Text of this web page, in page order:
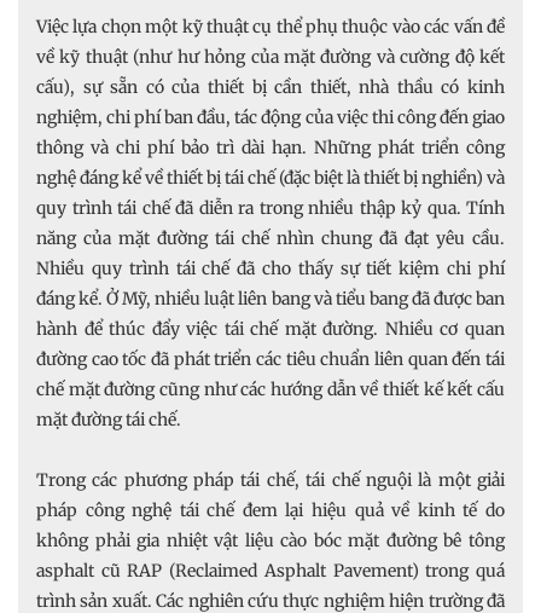
Việc lựa chọn một kỹ thuật cụ thể phụ thuộc vào các vấn đề
về kỹ thuật (như hư hỏng của mặt đường và cường độ kết
cấu), sự sẵn có của thiết bị cần thiết, nhà thầu có kinh
nghiệm, chi phí ban đầu, tác động của việc thi công đến giao
thông và chi phí bảo trì dài hạn. Những phát triển công
nghệ đáng kể về thiết bị tái chế (đặc biệt là thiết bị nghiền) và
quy trình tái chế đã diễn ra trong nhiều thập kỷ qua. Tính
năng của mặt đường tái chế nhìn chung đã đạt yêu cầu.
Nhiều quy trình tái chế đã cho thấy sự tiết kiệm chi phí
đáng kể. Ở Mỹ, nhiều luật liên bang và tiểu bang đã được ban
hành để thúc đẩy việc tái chế mặt đường. Nhiều cơ quan
đường cao tốc đã phát triển các tiêu chuẩn liên quan đến tái
chế mặt đường cũng như các hướng dẫn về thiết kế kết cấu
mặt đường tái chế.
Trong các phương pháp tái chế, tái chế nguội là một giải
pháp công nghệ tái chế đem lại hiệu quả về kinh tế do
không phải gia nhiệt vật liệu cào bóc mặt đường bê tông
asphalt cũ RAP (Reclaimed Asphalt Pavement) trong quá
trình sản xuất. Các nghiên cứu thực nghiệm hiện trường đã